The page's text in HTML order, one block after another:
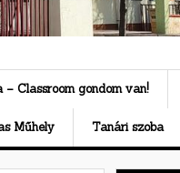
– Classroom gondom van!
Műhely Tanári szoba